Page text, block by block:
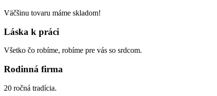
Väčšinu tovaru máme skladom!
Láska k práci
Všetko čo robíme, robíme pre vás so srdcom.
Rodinná firma
20 ročná tradícia.